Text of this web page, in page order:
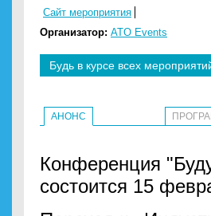
Сайт мероприятия
Организатор: ATO Events
Будь в курсе всех
АНОНС
Конференция
состоится 15